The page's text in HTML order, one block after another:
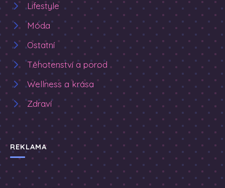
Lifestyle
Móda
Ostatní
Těhotenství a porod
Wellness a krása
Zdraví
REKLAMA